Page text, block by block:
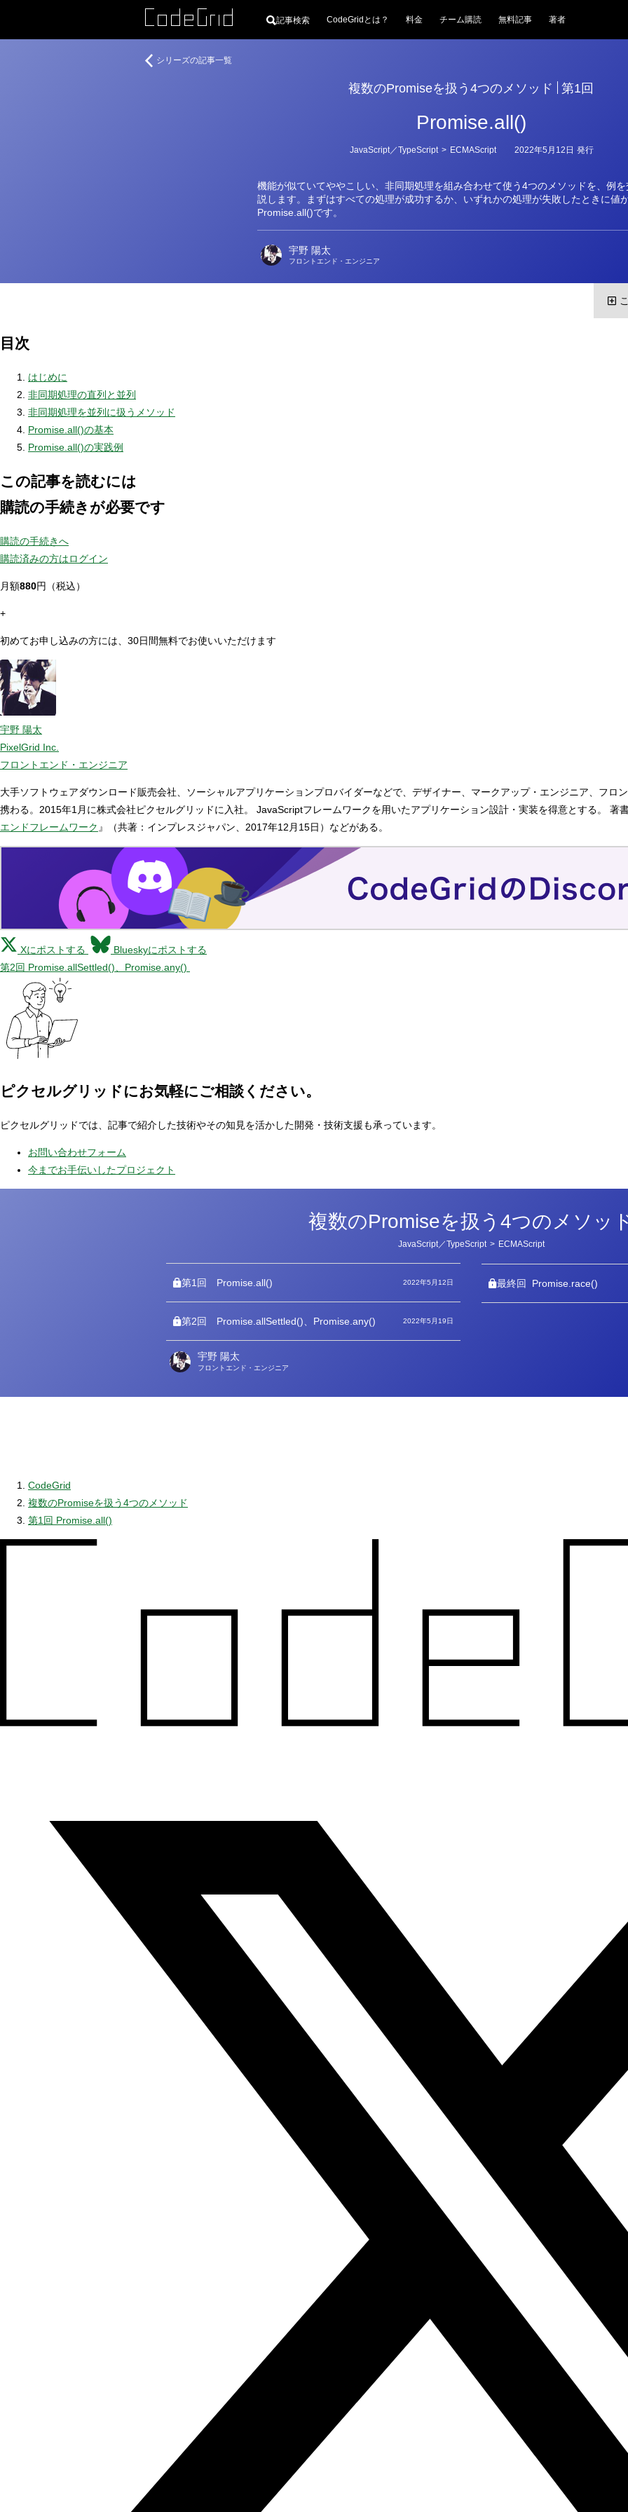
記事検索 CodeGridとは？ 料金 チーム購読 無料記事 著者
複数のPromiseを扱う4つのメソッド 第1回
Promise.all()
機能が似ていてややこしい、非同期処理を組み合わせて使う4つのメソッドを、例
説します。まずはすべての処理が成功するか、いずれかの処理が失敗したときに値
Promise.all()です。
カ
ー
JavaScript／TypeScript > ECMAScript 2022年5月12日 発行
宇野 陽太
フロントエンド・エンジニア
複
シリーズの記事一覧
目次
はじめに
非同期処理の直列と並列
非同期処理を並列に扱うメソッド
Promise.all()の基本
Promise.all()の実践例
この記事を読むには
購読の手続きが必要です
購読の手続きへ
購読済みの方はログイン
月額880円（税込）
+
初めてお申し込みの方には、30日間無料でお使いいただけます
宇野 陽太
PixelGrid Inc.
フロントエンド・エンジニア
大手ソフトウェアダウンロード販売会社、ソーシャルアプリケーションプロバイダーなどで、デザイナー、マークアップ・エンジニア、フ
携わる。2015年1月に株式会社ピクセルグリッドに入社。 JavaScriptフレームワークを用いたアプリケーション設計・実装を得意とする。 著
エンドフレームワーク 』（共著：インプレスジャパン、2017年12月15日）などがある。
Xにポストする
Blueskyにポストする
第2回 Promise.allSettled()、Promise.any()
ピクセルグリッドにお気軽にご相談ください。
ピクセルグリッドでは、記事で紹介した技術やその知見を活かした開発・技術支援も承っています。
お問い合わせフォーム
今までお手伝いしたプロジェクト
複数のPromiseを扱う4つのメソッ
カ
ゴ
ー
JavaScript／TypeScript > ECMAScript
第1回 Promise.all() 2022年5月12日
第2回 Promise.allSettled()、Promise.any() 2022年5月19日
最終回 Promise.race()
著
宇野 陽太
フロントエンド・エンジニア
CodeGrid
複数のPromiseを扱う4つのメソッド
第1回 Promise.all()